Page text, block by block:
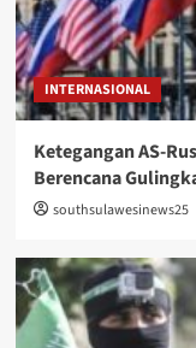
INTERNASIONAL
Ketegangan AS-
Berencana
southsulawesinews25